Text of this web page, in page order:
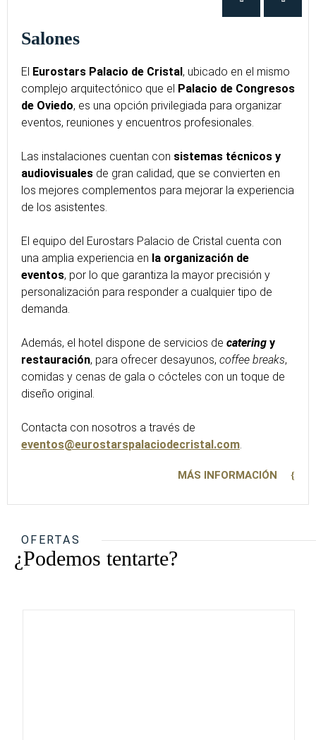
Salones
El Eurostars Palacio de Cristal, ubicado en el mismo
complejo arquitectónico que el Palacio de Congresos
de Oviedo, es una opción privilegiada para organizar
eventos, reuniones y encuentros profesionales.
Las instalaciones cuentan con sistemas técnicos y
audiovisuales de gran calidad, que se convierten en
los mejores complementos para mejorar la experiencia
de los asistentes.
El equipo del Eurostars Palacio de Cristal cuenta con
una amplia experiencia en la organización de
eventos, por lo que garantiza la mayor precisión y
personalización para responder a cualquier tipo de
demanda.
Además, el hotel dispone de servicios de catering y
restauración, para ofrecer desayunos, coffee breaks,
comidas y cenas de gala o cócteles con un toque de
diseño original.
Contacta con nosotros a través de
eventos@eurostarspalaciodecristal.com.
MÁS INFORMACIÓN
OFERTAS
¿Podemos tentarte?